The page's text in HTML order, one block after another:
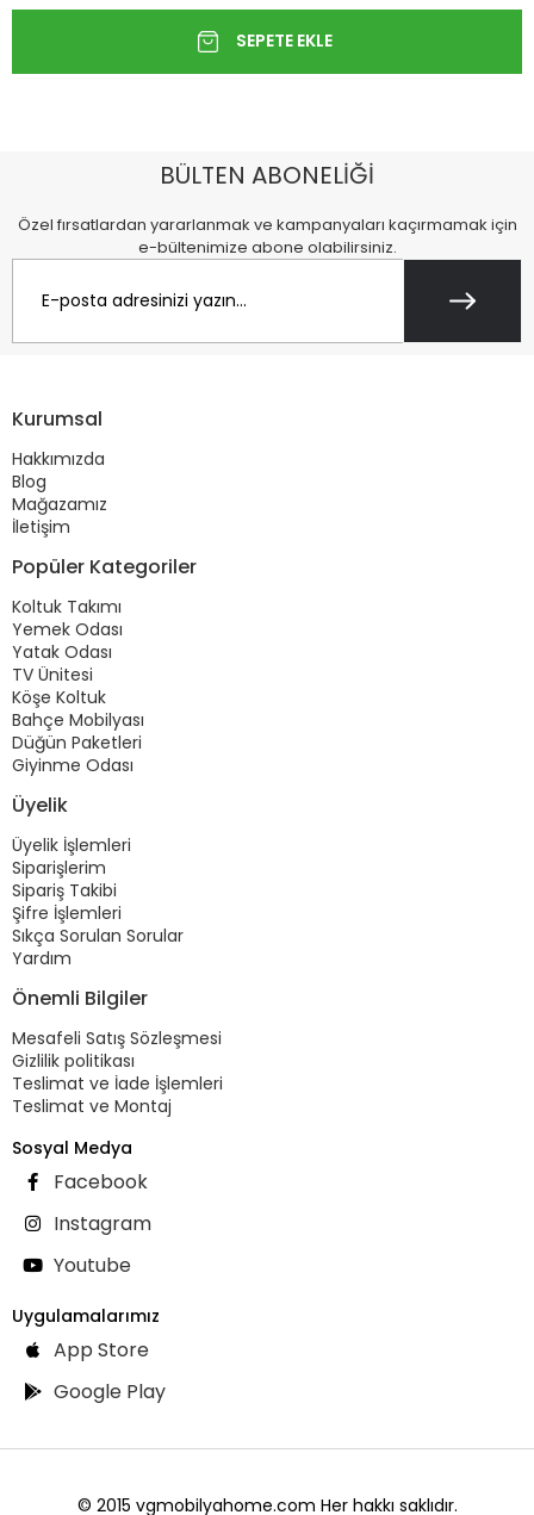
BÜLTEN ABONELİĞİ
Özel fırsatlardan yararlanmak ve kampanyaları kaçırmamak için
e-bültenimize abone olabilirsiniz.
Kurumsal
Hakkımızda
Blog
Mağazamız
İletişim
Popüler Kategoriler
Koltuk Takımı
Yemek Odası
Yatak Odası
TV Ünitesi
Köşe Koltuk
Bahçe Mobilyası
Düğün Paketleri
Giyinme Odası
Üyelik
Üyelik İşlemleri
Siparişlerim
Sipariş Takibi
Şifre İşlemleri
Sıkça Sorulan Sorular
Yardım
Önemli Bilgiler
Mesafeli Satış Sözleşmesi
Gizlilik politikası
Teslimat ve İade İşlemleri
Teslimat ve Montaj
Sosyal Medya
Facebook
Instagram
Youtube
Uygulamalarımız
App Store
Google Play
© 2015 vgmobilyahome.com Her hakkı saklıdır.